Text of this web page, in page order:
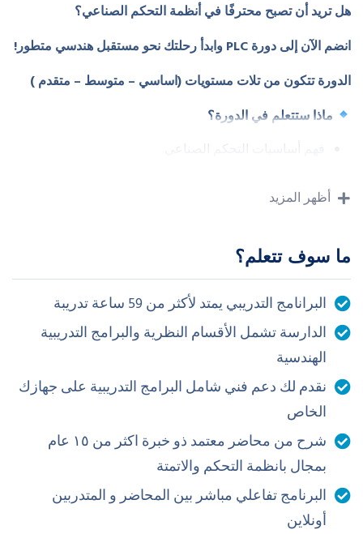
هل تريد أن تصبح محترفًا في أنظمة التحكم الصناعي؟
انضم الآن إلى دورة PLC وابدأ رحلتك نحو مستقبل هندسي متطور!
الدورة تتكون من تلات مستويات (اساسي – متوسط – متقدم )
ماذا ستتعلم في الدورة؟
فهم أساسيات التحكم الصناعي
القدرة على تنفيذ مشاريع تحكم بسيطة في المصانع
تطوير مهارات البرمجة باستخدام إشارات تناظرية
القدرة على إنشاء أنظمة تحكم متكاملة وربطها بالأجهزة
الأخرى
تطوير مهارات البرمجة المتقدمة وتحليل البيانات
تعلم كيفية التعامل مع أنظمة التحكم الحديثة
القدرة على تنفيذ مشاريع صناعية معقدة باستخدام Siemens
S7 Families
يمكنك التقسيط من خلال tamara & tabby
للمزيد من الاستفسارات يمكنك التواصل علي هذا الرقم
920015427
أظهر المزيد
ما سوف تتعلم؟
البرانامج التدريبي يمتد لأكثر من 59 ساعة تدريبة
الدارسة تشمل الأقسام النظرية والبرامج التدريبية
الهندسية
نقدم لك دعم فني شامل البرامج التدريبية على جهازك
الخاص
شرح من محاضر معتمد ذو خبرة اكثر من ١٥ عام
بمجال بانظمة التحكم والاتمتة
البرنامج تفاعلي مباشر بين المحاضر و المتدربين
أونلاين